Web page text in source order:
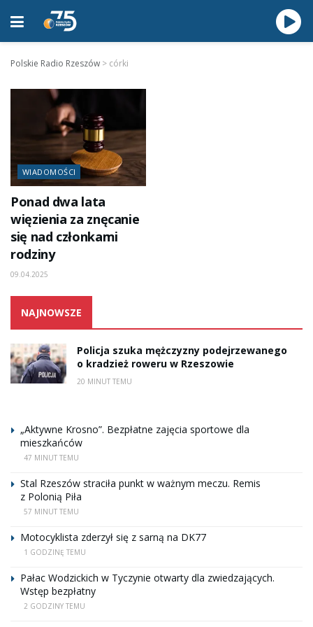
Polskie Radio Rzeszów > córki
WIADOMOŚCI
Ponad dwa lata
więzienia za znęcanie
się nad członkami
rodziny
09.04.2025
NAJNOWSZE
Policja szuka mężczyzny podejrzewanego
o kradzież roweru w Rzeszowie
20 MINUT TEMU
„Aktywne Krosno”. Bezpłatne zajęcia sportowe dla
mieszkańców
47 MINUT TEMU
Stal Rzeszów straciła punkt w ważnym meczu. Remis
z Polonią Piła
57 MINUT TEMU
Motocyklista zderzył się z sarną na DK77
1 GODZINĘ TEMU
Pałac Wodzickich w Tyczynie otwarty dla zwiedzających.
Wstęp bezpłatny
2 GODZINY TEMU